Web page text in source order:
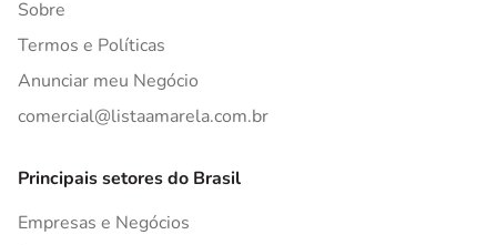
Sobre
Termos e Políticas
Anunciar meu Negócio
comercial@listaamarela.com.br
Principais setores do Brasil
Empresas e Negócios